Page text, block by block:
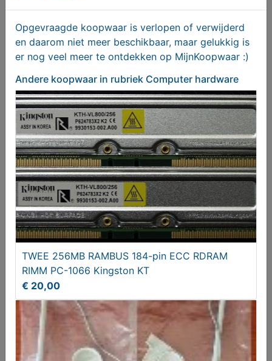
IBM Deskstar 120GB IDE harddisk
€ 29,90
NEC ND-2530A DVD±RW DVD Writer
€ 9,95
Opgevraagde koopwaar is verlopen of verwijderd
en daarom niet meer beschikbaar, maar gelukkig is
er nog veel meer te ontdekken op MijnKoopwaar :)
Andere koopwaar in rubriek Computer hardware
TWEE 256MB RAMBUS 184-pin ECC RDRAM
RIMM PC-1066 Kingston KT
€ 20,00